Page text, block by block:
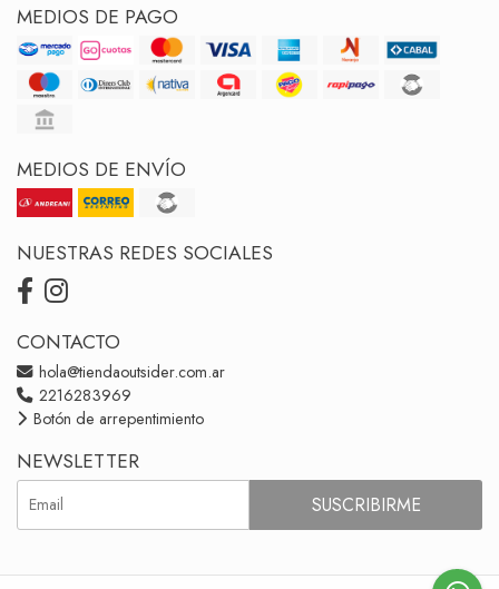
MEDIOS DE PAGO
MEDIOS DE ENVÍO
NUESTRAS REDES SOCIALES
CONTACTO
hola@tiendaoutsider.com.ar
2216283969
Botón de arrepentimiento
NEWSLETTER
SUSCRIBIRME